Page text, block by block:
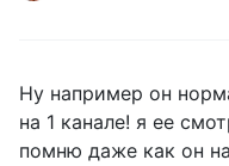
Ну например он
на 1 канале! я ее
помню даже как он